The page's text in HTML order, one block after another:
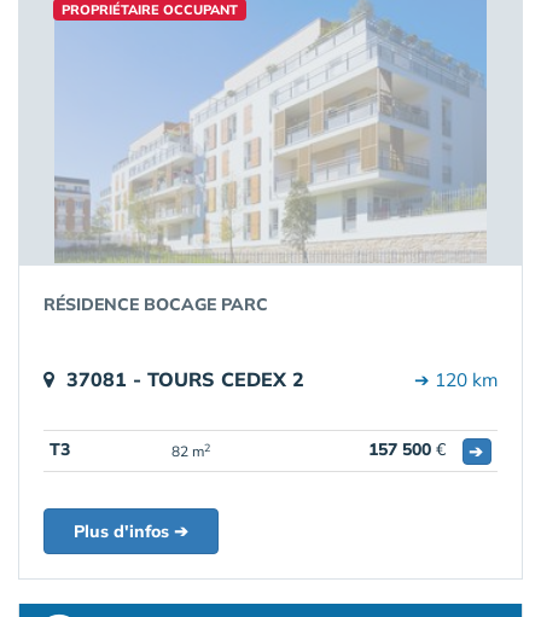
PROPRIÉTAIRE OCCUPANT
RÉSIDENCE BOCAGE PARC
37081 - TOURS CEDEX 2 ➔ 120 km
T3 82 m2 157 500 € ➔
Plus d'infos ➔